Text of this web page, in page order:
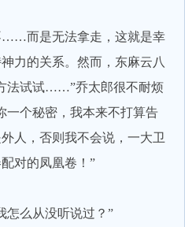
而是无法拿走，这就是幸
力的关系。然而，东麻云八
法试试……”乔太郎很不耐烦
一个秘密，我本来不打算告
人，否则我不会说，一大卫
对的凤凰卷！”
么从没听说过？”